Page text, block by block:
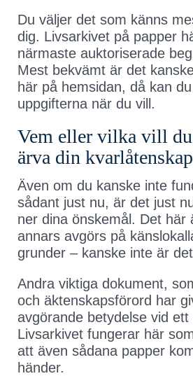
Du väljer det som känns
dig. Livsarkivet på papper
närmaste auktoriserade
Mest bekvämt är det
här på hemsidan, då kan
uppgifterna när du vill.
Vem eller vilka vill
ärva din
Även om du kanske inte
sådant just nu, är det just
ner dina önskemål. Det här
annars avgörs på
grunder – kanske inte är
Andra viktiga dokument,
och äktenskapsförord har
avgörande betydelse vid ett
Livsarkivet fungerar här
att även sådana papper
händer.